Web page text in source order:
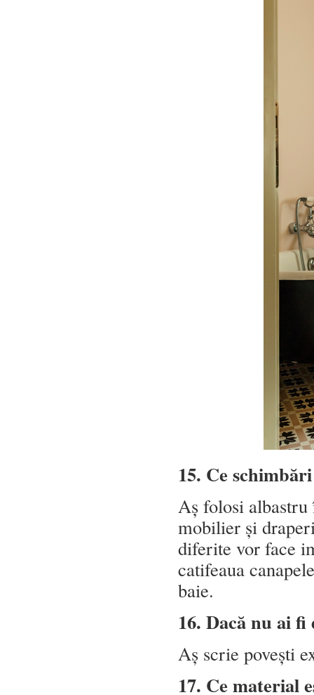
15. Ce
Aș folosi
mobilier și
diferite vor face
catifeaua
baie.
16. Dacă nu ai fi
Aș scrie povești
17. Ce material